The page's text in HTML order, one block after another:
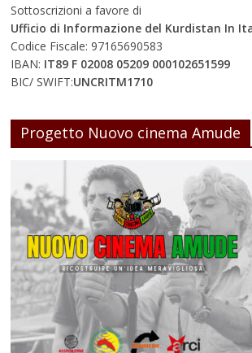
Sottoscrizioni a favore di
Ufficio di Informazione del Kurdistan In
Codice Fiscale: 97165690583
IBAN: IT89 F 02008 05209 000102651599
BIC/ SWIFT:UNCRITM1710
Progetto Nuovo cinema Amude